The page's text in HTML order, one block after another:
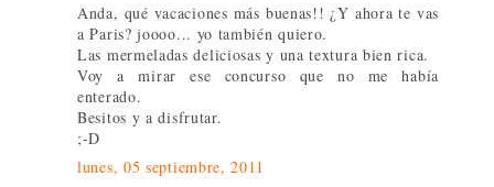
Anda, qué vacaciones más buenas!! ¿Y ahora te vas
a Paris? joooo... yo también quiero.
Las mermeladas deliciosas y una textura bien rica.
Voy a mirar ese concurso que no me había
enterado.
Besitos y a disfrutar.
;-D
lunes, 05 septiembre, 2011